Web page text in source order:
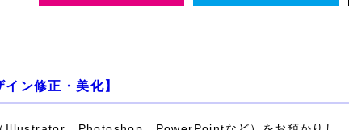
イン修正・美化】